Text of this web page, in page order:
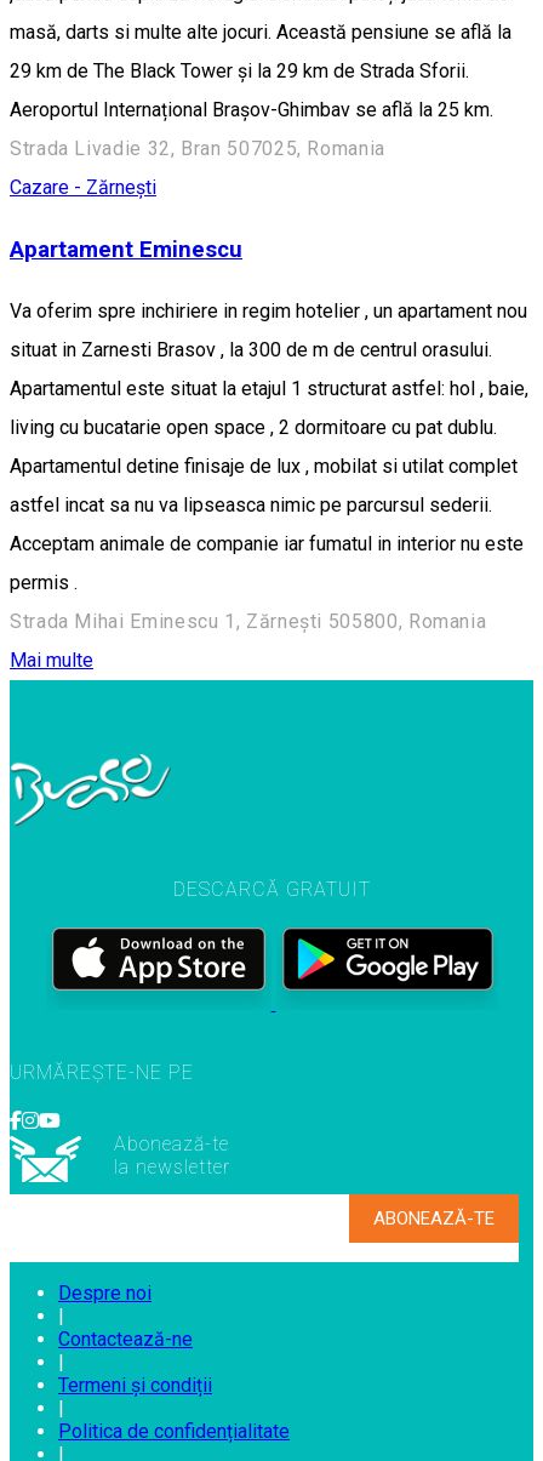
masă, darts si multe alte jocuri. Această pensiune se află la
29 km de The Black Tower și la 29 km de Strada Sforii.
Aeroportul Internațional Brașov-Ghimbav se află la 25 km.
Strada Livadie 32, Bran 507025, Romania
Cazare - Zărnești
Apartament Eminescu
Va oferim spre inchiriere in regim hotelier , un apartament nou
situat in Zarnesti Brasov , la 300 de m de centrul orasului.
Apartamentul este situat la etajul 1 structurat astfel: hol , baie,
living cu bucatarie open space , 2 dormitoare cu pat dublu.
Apartamentul detine finisaje de lux , mobilat si utilat complet
astfel incat sa nu va lipseasca nimic pe parcursul sederii.
Acceptam animale de companie iar fumatul in interior nu este
permis .
Strada Mihai Eminescu 1, Zărnești 505800, Romania
Mai multe
DESCARCĂ GRATUIT
URMĂREȘTE-NE PE
Abonează-te
la newsletter
Despre noi
|
Contactează-ne
|
Termeni și condiții
|
Politica de confidențialitate
|